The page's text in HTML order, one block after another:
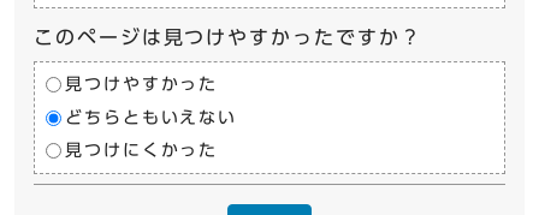
このページは見つけやすかったですか？
見つけやすかった
どちらともいえない
見つけにくかった